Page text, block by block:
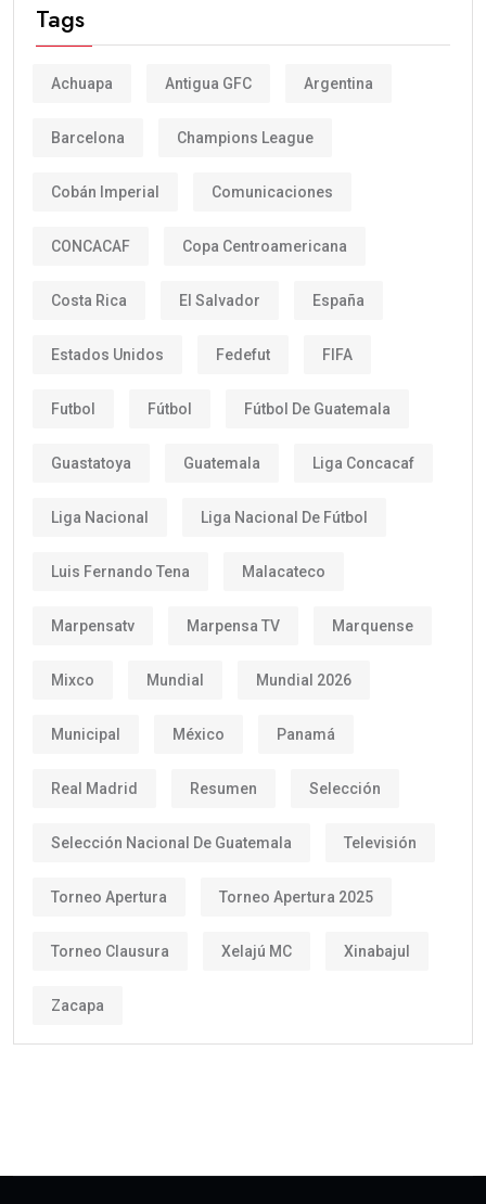
Tags
Achuapa Antigua GFC Argentina
Barcelona Champions League
Cobán Imperial Comunicaciones
CONCACAF Copa Centroamericana
Costa Rica El Salvador España
Estados Unidos Fedefut FIFA
Futbol Fútbol Fútbol De Guatemala
Guastatoya Guatemala Liga Concacaf
Liga Nacional Liga Nacional De Fútbol
Luis Fernando Tena Malacateco
Marpensatv Marpensa TV Marquense
Mixco Mundial Mundial 2026
Municipal México Panamá
Real Madrid Resumen Selección
Selección Nacional De Guatemala Televisión
Torneo Apertura Torneo Apertura 2025
Torneo Clausura Xelajú MC Xinabajul
Zacapa